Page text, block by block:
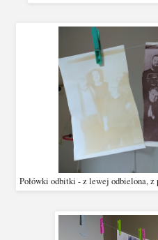
Połówki odbitki - z lewej odbielona,